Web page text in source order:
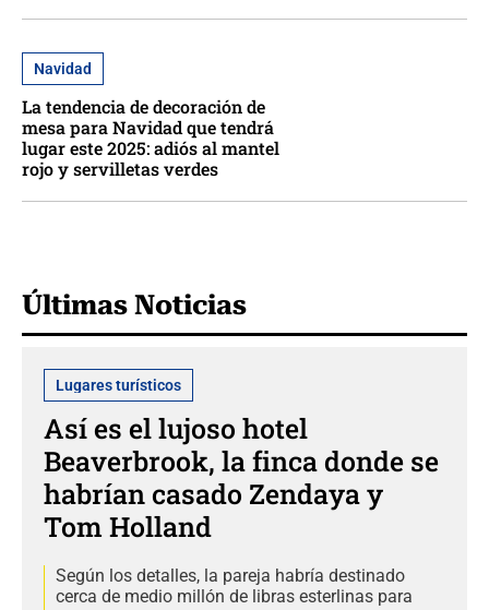
Navidad
La tendencia de decoración de
mesa para Navidad que tendrá
lugar este 2025: adiós al mantel
rojo y servilletas verdes
Últimas Noticias
Lugares turísticos
Así es el lujoso hotel
Beaverbrook, la finca donde se
habrían casado Zendaya y
Tom Holland
Según los detalles, la pareja habría destinado
cerca de medio millón de libras esterlinas para